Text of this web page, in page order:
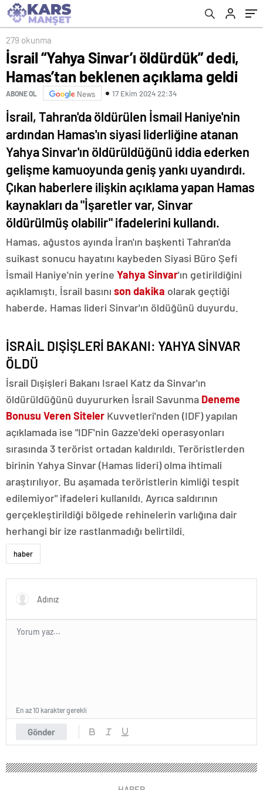
279 okunma
İsrail “Yahya Sinvar’ı öldürdük” dedi,
Hamas’tan beklenen açıklama geldi
ABONE OL News 17 Ekim 2024 22:34
İsrail, Tahran'da öldürülen İsmail Haniye'nin
ardından Hamas'ın siyasi liderliğine atanan
Yahya Sinvar'ın öldürüldüğünü iddia ederken
gelişme kamuoyunda geniş yankı uyandırdı.
Çıkan haberlere ilişkin açıklama yapan Hamas
kaynakları da "İşaretler var, Sinvar
öldürülmüş olabilir" ifadelerini kullandı.
Hamas, ağustos ayında İran'ın başkenti Tahran'da
suikast sonucu hayatını kaybeden Siyasi Büro Şefi
İsmail Haniye'nin yerine Yahya Sinvar'ın getirildiğini
açıklamıştı. İsrail basını son dakika olarak geçtiği
haberde, Hamas lideri Sinvar'ın öldüğünü duyurdu.
İSRAİL DIŞİŞLERİ BAKANI: YAHYA SİNVAR
ÖLDÜ
İsrail Dışişleri Bakanı Israel Katz da Sinvar'ın
öldürüldüğünü duyururken İsrail Savunma Deneme
Bonusu Veren Siteler Kuvvetleri'nden (IDF) yapılan
açıklamada ise "IDF'nin Gazze'deki operasyonları
sırasında 3 terörist ortadan kaldırıldı. Teröristlerden
birinin Yahya Sinvar (Hamas lideri) olma ihtimali
araştırılıyor. Bu aşamada teröristlerin kimliği tespit
edilemiyor" ifadeleri kullanıldı. Ayrıca saldırının
gerçekleştirildiği bölgede rehinelerin varlığına dair
herhangi bir ize rastlanmadığı belirtildi.
haber
Gönder
En az 10 karakter gerekli